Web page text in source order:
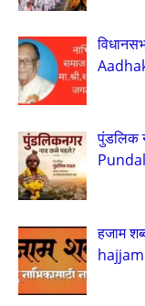
पुंडलिक
हजाम